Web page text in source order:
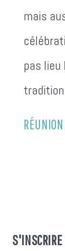
mais
pas lieu
S'INSCRIRE